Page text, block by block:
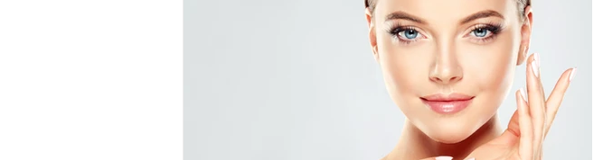
ANTALYA ESTETİK CERRAHİ FİYATLARI ANTALYA
ANTALYA MEME BÜYÜTME